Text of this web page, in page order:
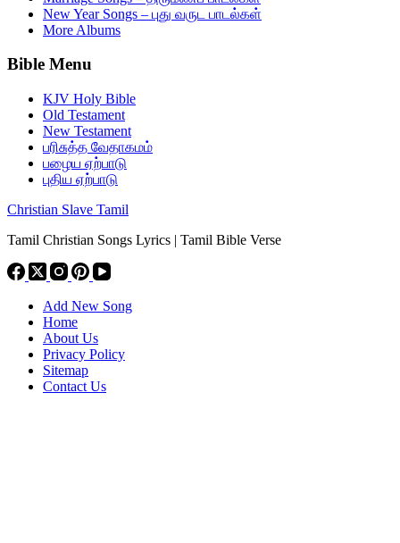
New Year Songs – புது வருட பாடல்கள்
More Albums
Bible Menu
KJV Holy Bible
Old Testament
New Testament
பரிசுத்த வேதாகமம்
பழைய ஏற்பாடு
புதிய ஏற்பாடு
Christian Slave Tamil
Tamil Christian Songs Lyrics | Tamil Bible Verse
Add New Song
Home
About Us
Privacy Policy
Sitemap
Contact Us